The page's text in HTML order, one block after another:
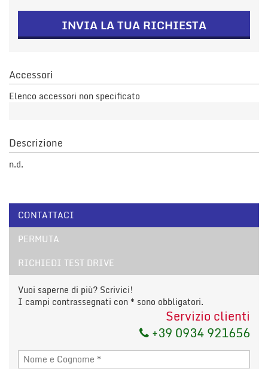
INVIA LA TUA RICHIESTA
Accessori
Elenco accessori non specificato
Descrizione
n.d.
CONTATTACI
PERMUTA
RICHIEDI TEST DRIVE
Vuoi saperne di più? Scrivici!
I campi contrassegnati con * sono obbligatori.
Servizio clienti
+39 0934 921656
Cookie di marketing
cookie
policy